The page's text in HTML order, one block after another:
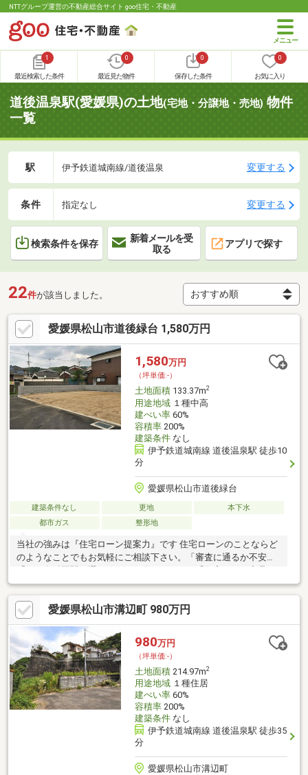
NTTグループ運営の不動産総合サイト goo住宅・不動産
1
最近検索した条件
0
最近見た物件
0
保存した条件
0
お気に入り
道後温泉駅(愛媛県)の土地(宅地・分譲地・売地) 物件
一覧
駅 伊予鉄道城南線/道後温泉 変更する
条件 指定なし 変更する
検索条件を保存
新着メールを受
取る
アプリで探す
22件が該当しました。
愛媛県松山市道後緑台 1,580万円
1,580万円
（坪単価:-）
土地面積133.37m2
用途地域１種中高
建ぺい率60%
容積率200%
建築条件なし
伊予鉄道城南線 道後温泉駅 徒歩10
分
愛媛県松山市道後緑台
建築条件なし 更地
本下水
都市ガス
整形地
当社の強みは『住宅ローン提案力』です 住宅ローンのことならど
のようなことでもお気軽にご相談下さい。「審査に通るか不安」
「どの金融機関を選べばいいか分からない」「住宅ローン商品の
選び方が分からない」「車のローンがあるけど大丈夫？」「年齢
がネックになっている」皆様のご不安やお悩みを一緒に解決しま
す！もちろん強引な営業は行いません。公平中立な立場でお客様
に合った金融機関をご提案させていただきます。SUUMO接客評
価コメント数ナンバーワンはお客様満足の証です。ぜひお気軽に
お問い合わせ下さい。
愛媛県松山市溝辺町 980万円
980万円
（坪単価:-）
土地面積214.97m2
用途地域１種住居
建ぺい率60%
容積率200%
建築条件なし
伊予鉄道城南線 道後温泉駅 徒歩35
分
愛媛県松山市溝辺町